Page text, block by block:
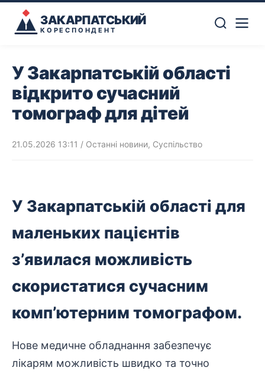
ЗАКАРПАТСЬКИЙ
КОРЕСПОНДЕНТ
У Закарпатській області
відкрито сучасний
томограф для дітей
21.05.2026 13:11 / Останні новини, Суспільство
У Закарпатській області для
маленьких пацієнтів
з’явилася можливість
скористатися сучасним
комп’ютерним томографом.
Нове медичне обладнання забезпечує
лікарям можливість швидко та точно